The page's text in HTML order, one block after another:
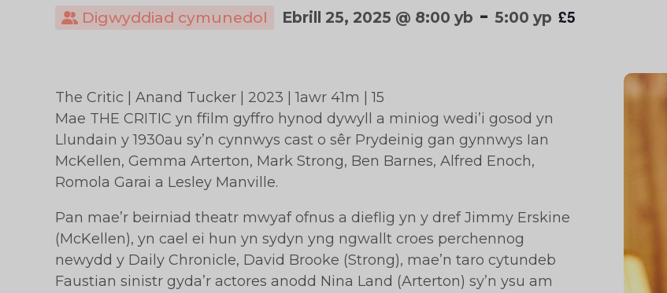
Digwyddiad cymunedol Ebrill 25, 2025 @ 8:00 yb -5:00 yp £5
The Critic | Anand Tucker | 2023 | 1awr 41m | 15
Mae THE CRITIC yn ffilm gyffro hynod dywyll a miniog wedi’i gosod yn
Llundain y 1930au sy’n cynnwys cast o sêr Prydeinig gan gynnwys Ian
McKellen, Gemma Arterton, Mark Strong, Ben Barnes, Alfred Enoch,
Romola Garai a Lesley Manville.
Pan mae’r beirniad theatr mwyaf ofnus a dieflig yn y dref Jimmy Erskine
(McKellen), yn cael ei hun yn sydyn yng ngwallt croes perchennog
newydd y Daily Chronicle, David Brooke (Strong), mae’n taro cytundeb
Faustian sinistr gyda’r actores anodd Nina Land (Arterton) sy’n ysu am